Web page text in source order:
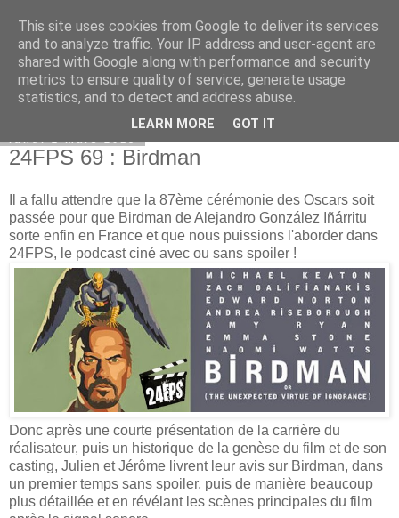
Bepod
24FPS 69 : Birdman
Il a fallu attendre que la 87ème cérémonie des Oscars soit
passée pour que Birdman de Alejandro González Iñárritu
sorte enfin en France et que nous puissions l'aborder dans
24FPS, le podcast ciné avec ou sans spoiler !
Donc après une courte présentation de la carrière du
réalisateur, puis un historique de la genèse du film et de son
casting, Julien et Jérôme livrent leur avis sur Birdman, dans
un premier temps sans spoiler, puis de manière beaucoup
plus détaillée et en révélant les scènes principales du film
This site uses cookies from Google to deliver its services
and to analyze traffic. Your IP address and user-agent are
shared with Google along with performance and security
metrics to ensure quality of service, generate usage
statistics, and to detect and address abuse.
LEARN MORE GOT IT